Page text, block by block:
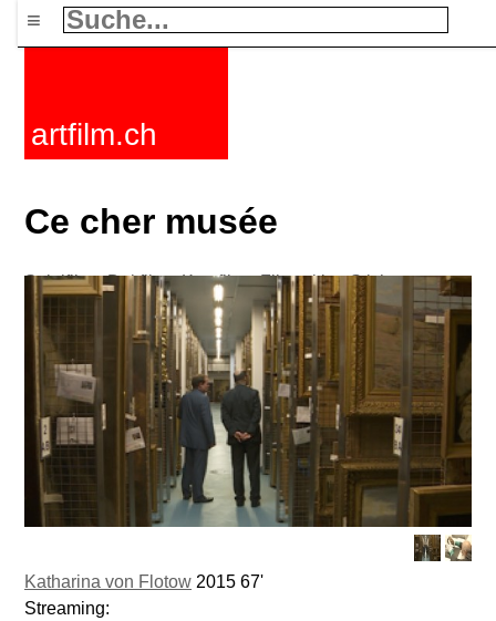
≡
artfilm.ch
Ce cher musée
Katharina von Flotow 2015 67'
Streaming:
Spielfilme Dokfilme Kurzfilme Filmzyklen Stichworte
Nachrichten
F-Rated FAQ Kontakt Maillist
Warenkorb
AGB
Aktivieren Abo
216.73.216.237